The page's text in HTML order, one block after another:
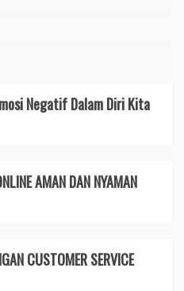
Negatif Dalam Diri Kita
AMAN DAN NYAMAN
CUSTOMER SERVICE